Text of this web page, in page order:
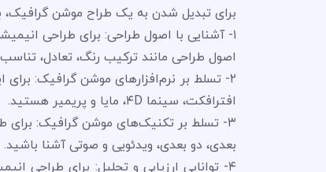
برای تبدیل شدن به یک طراح موشن گرافیک،
۱- آشنایی با اصول طراحی: برای طراحی
اصول طراحی مانند ترکیب رنگ، تعادل،
۲- تسلط بر نرم‌افزارهای موشن گرافیک:
افترافکت، سینما ۴D، مایا و پریمیر هستید.
۳- تسلط بر تکنیک‌های موشن گرافیک:
بعدی، دو بعدی، ویدئویی و صوتی آشنا باشید.
۴- توانایی ارزیابی و تحلیل: برای طراحی